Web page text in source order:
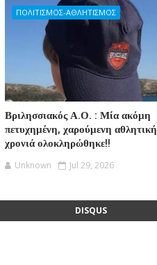
ΠΟΛΙΤΙΣΜΟΣ-ΑΘΛΗΤΙΣΜΟΣ
Βριλησσιακός Α.Ο. : Μία ακόμη
πετυχημένη, χαρούμενη αθλητική
χρονιά ολοκληρώθηκε!!
Unknown Jul 29, 2026
DISQUS